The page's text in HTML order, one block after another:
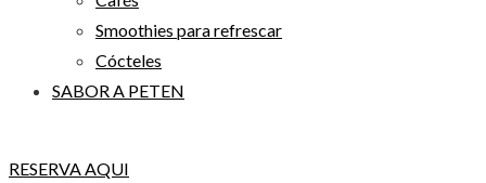
Smoothies para refrescar
Cócteles
SABOR A PETEN
RESERVA AQUI